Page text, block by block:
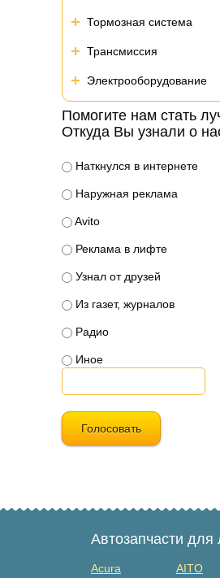
Тормозная система
Трансмиссия
Электрооборудование
Помогите нам стать
Откуда Вы узнали о
Наткнулся в интернете
Наружная реклама
Avito
Реклама в лифте
Узнал от друзей
Из газет, журналов
Радио
Иное
Голосовать
Автозапчасти
Acura AITO